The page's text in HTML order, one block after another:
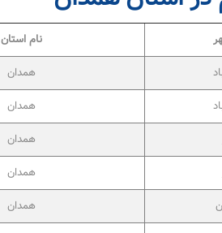
نام استان
همدان
همدان
همدان
همدان
همدان